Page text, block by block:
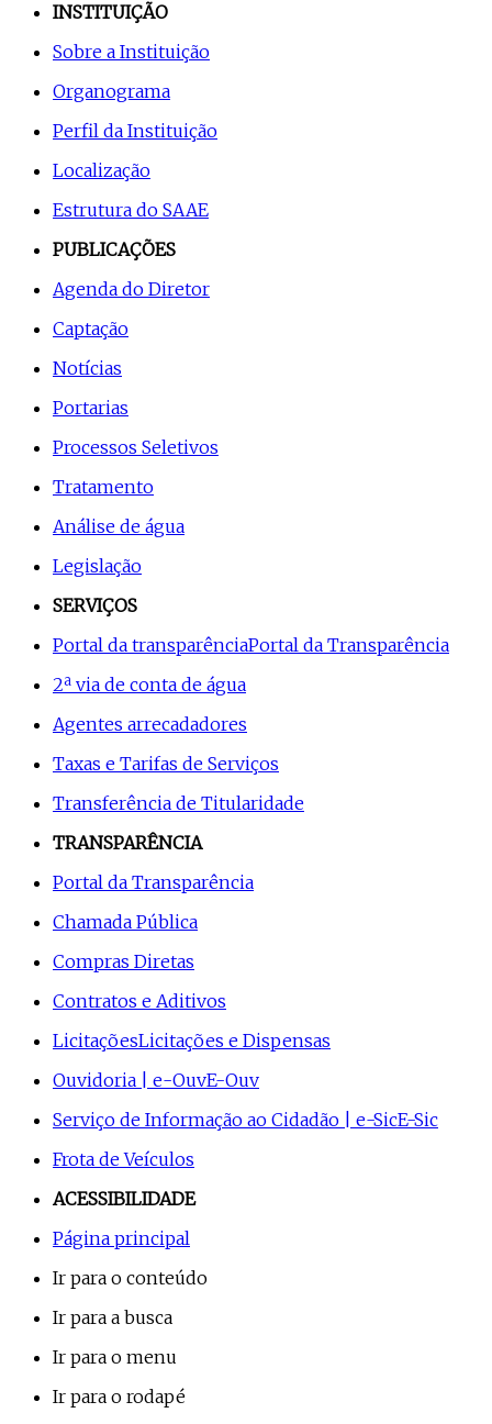
INSTITUIÇÃO
Sobre a Instituição
Organograma
Perfil da Instituição
Localização
Estrutura do SAAE
PUBLICAÇÕES
Agenda do Diretor
Captação
Notícias
Portarias
Processos Seletivos
Tratamento
Análise de água
Legislação
SERVIÇOS
Portal da transparênciaPortal da Transparência
2ª via de conta de água
Agentes arrecadadores
Taxas e Tarifas de Serviços
Transferência de Titularidade
TRANSPARÊNCIA
Portal da Transparência
Chamada Pública
Compras Diretas
Contratos e Aditivos
LicitaçõesLicitações e Dispensas
Ouvidoria | e-OuvE-Ouv
Serviço de Informação ao Cidadão | e-SicE-Sic
Frota de Veículos
ACESSIBILIDADE
Página principal
Ir para o conteúdo
Ir para a busca
Ir para o menu
Ir para o rodapé